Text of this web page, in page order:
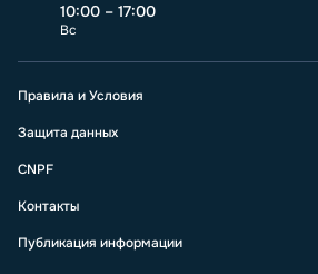
10:00 – 17:00
Вс
Правила и Условия
Защита данных
CNPF
Контакты
Публикация информации